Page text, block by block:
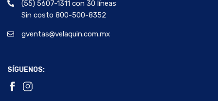
(55) 5607-1311 con 30 líneas
Sin costo 800-500-8352
gventas@velaquin.com.mx
SÍGUENOS: